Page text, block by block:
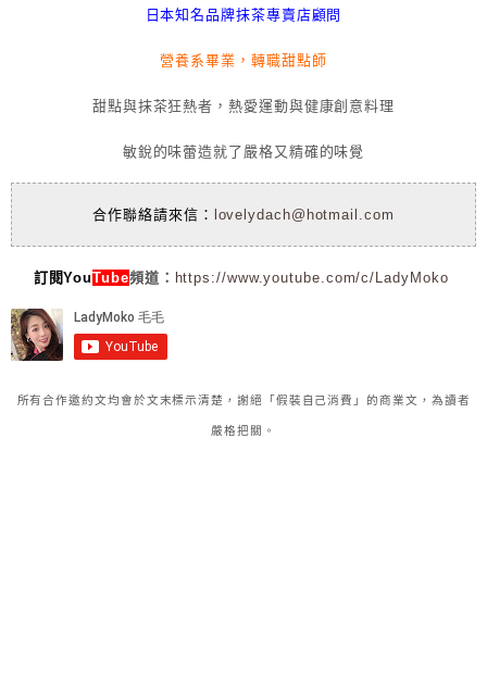
日本知名品牌抹茶專賣店顧問
營養系畢業，轉職甜點師
甜點與抹茶狂熱者，熱愛運動與健康創意料理
敏銳的味蕾造就了嚴格又精確的味覺
合作聯絡請來信： lovelydach@hotmail.com
訂閱YouTube頻道： https://www.youtube.com/c/LadyMoko
所有合作邀約文均會於文末標示清楚，謝絕「假裝自己消費」的商業文，為讀者
嚴格把關。